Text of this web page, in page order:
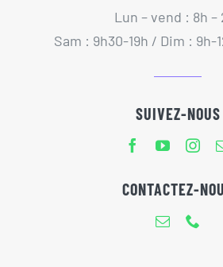
Lun – vend : 8h –
Sam : 9h30-19h / Dim : 9h-
SUIVEZ-NOUS
CONTACTEZ-